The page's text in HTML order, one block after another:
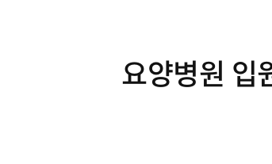
요양병원 입